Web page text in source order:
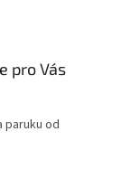
pro Vás
paruku od